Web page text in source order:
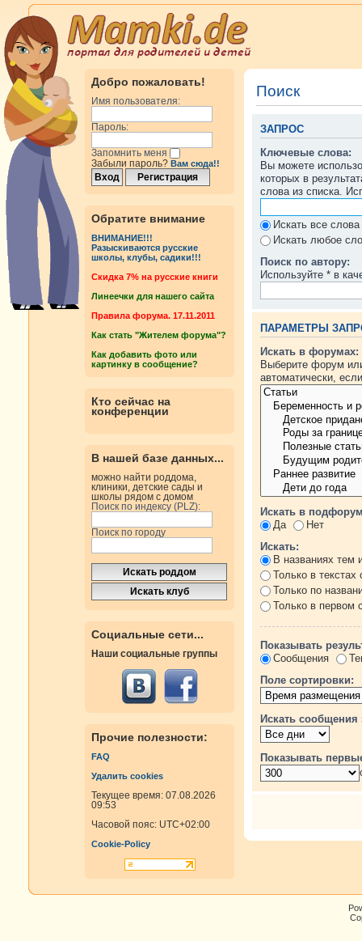
Добро пожаловать!
Имя пользователя:
Пароль:
Запомнить меня
Забыли пароль? Вам сюда!!
Обратите внимание
ВНИМАНИЕ!!!
Разыскиваются русские
школы, клубы, садики!!!
Cкидка 7% на русские книги
Линеечки для нашего сайта
Правила форума. 17.11.2011
Как стать "Жителем форума"?
Как добавить фото или
картинку в сообщение?
Кто сейчас на
конференции
В нашей базе данных...
можно найти роддома,
клиники, детские сады и
школы рядом с домом
Поиск по индексу (PLZ):
Поиск по городу
Социальные сети...
Наши социальные группы
Прочие полезности:
FAQ
Удалить cookies
Текущее время: 07.08.2026
09:53
Часовой пояс: UTC+02:00
Cookie-Policy
Поиск
ЗАПРОС
Ключевые слова:
Вы можете
которых в
слова из списка.
Искать все слова
Искать любое
Поиск по автору:
Используйте * в
ПАРАМЕТРЫ
Искать в форумах:
Выберите форум
автоматически,
Искать в
Да
Нет
Искать:
В названиях тем
Только в
Только по
Только в первом
Показывать
Сообщения
Поле сортировки:
Искать сообщения
Показывать